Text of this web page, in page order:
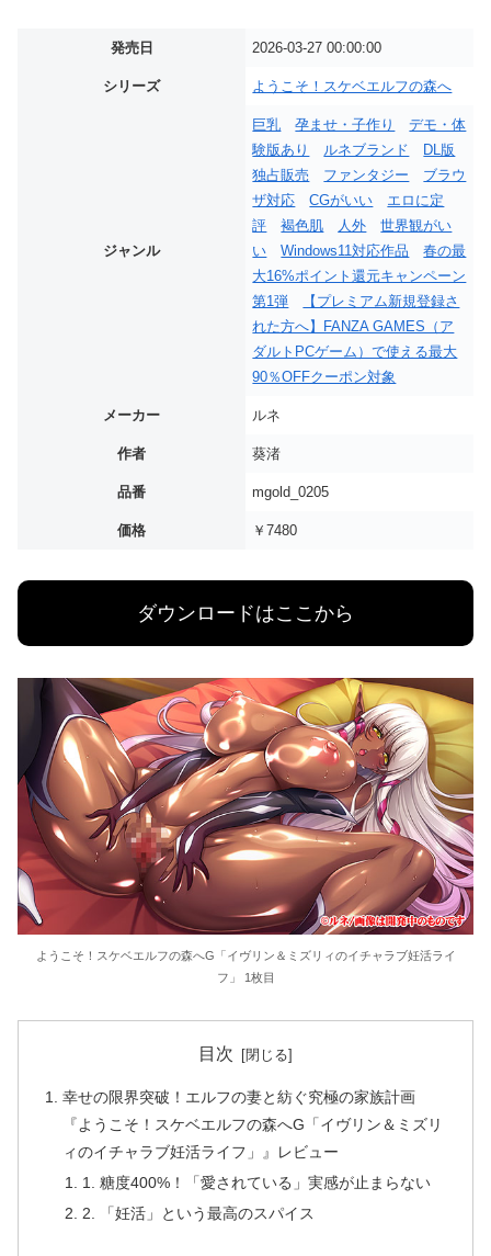
発売日 2026-03-27 00:00:00
シリーズ ようこそ！スケベエルフの森へ
ジャンル
巨乳 孕ませ・子作り
デモ・体
験版あり
ルネブランド
DL版
独占販売
ファンタジー
ブラウ
ザ対応
CGがいい
エロに定
評
褐色肌 人外
世界観がい
い
Windows11対応作品
春の最
大16%ポイント還元キャンペーン
第1弾
【プレミアム新規登録さ
れた方へ】FANZA GAMES（ア
ダルトPCゲーム）で使える最大
90％OFFクーポン対象
メーカー ルネ
作者 葵渚
品番 mgold_0205
価格 ￥7480
ダウンロードはここから
ようこそ！スケベエルフの森へG「イヴリン＆ミズリィのイチャラブ妊活ライ
フ」 1枚目
目次
幸せの限界突破！エルフの妻と紡ぐ究極の家族計画
『ようこそ！スケベエルフの森へG「イヴリン＆ミズリ
ィのイチャラブ妊活ライフ」』レビュー
1. 糖度400%！「愛されている」実感が止まらない
2. 「妊活」という最高のスパイス